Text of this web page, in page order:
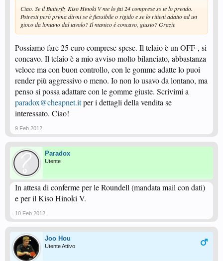
Ciao. Se il Butterfly Kiso Hinoki V me lo fai 24 comprese ss te lo prendo.
Potresti però prima dirmi se è flessibile o rigido e se lo ritieni adatto ad un
gioco da lontano dal tavolo? Il manico è concavo, giusto? Grazie
Possiamo fare 25 euro comprese spese. Il telaio è un OFF-, si
concavo. Il telaio è a mio avviso molto bilanciato, abbastanza
veloce ma con buon controllo, con le gomme adatte lo puoi
render più aggressivo o meno. Io non lo usavo da lontano, ma
penso si possa adattare con le gomme giuste. Scrivimi a
paradox@cheapnet.itper i dettagli della vendita se
interessato. Ciao!
9 Feb 2012
Paradox
Utente
In attesa di conferme per le Roundell (mandata mail con dati)
e per il Kiso Hinoki V.
10 Feb 2012
Joo Hou
Utente Attivo